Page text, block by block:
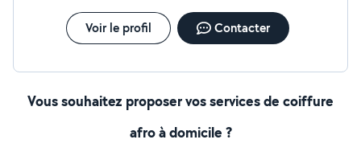
Voir le profil Contacter
Vous souhaitez proposer vos services de coiffure
afro à domicile ?